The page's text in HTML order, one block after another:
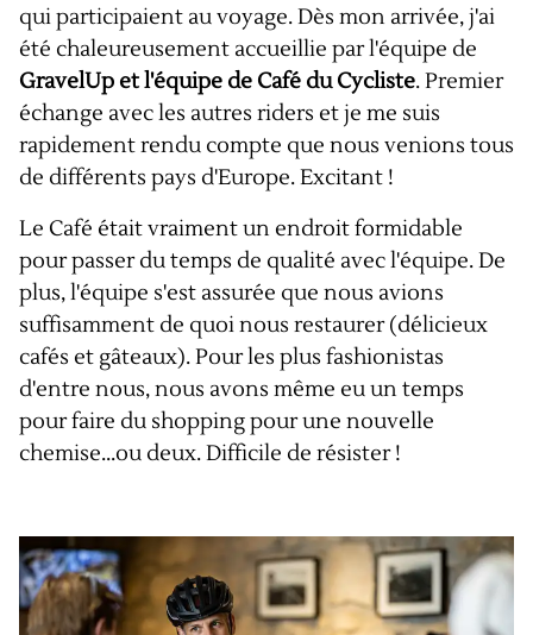
qui participaient au voyage. Dès mon arrivée, j'ai
été chaleureusement accueillie par l'équipe de
GravelUp et l'équipe de Café du Cycliste. Premier
échange avec les autres riders et je me suis
rapidement rendu compte que nous venions tous
de différents pays d'Europe. Excitant !
Le Café était vraiment un endroit formidable
pour passer du temps de qualité avec l'équipe. De
plus, l'équipe s'est assurée que nous avions
suffisamment de quoi nous restaurer (délicieux
cafés et gâteaux). Pour les plus fashionistas
d'entre nous, nous avons même eu un temps
pour faire du shopping pour une nouvelle
chemise...ou deux. Difficile de résister !